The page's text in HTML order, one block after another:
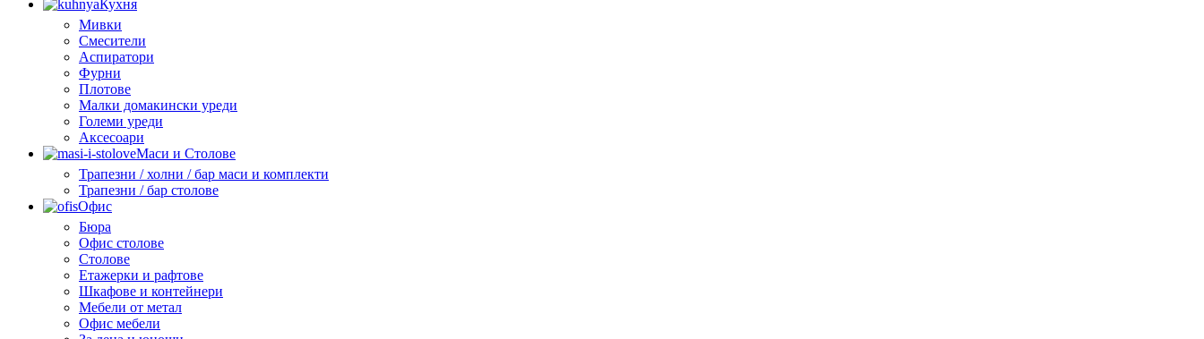
Кухня
Мивки
Смесители
Аспиратори
Фурни
Плотове
Малки домакински уреди
Големи уреди
Аксесоари
Маси и Столове
Трапезни / холни / бар маси и комплекти
Трапезни / бар столове
Офис
Бюра
Офис столове
Столове
Етажерки и рафтове
Шкафове и контейнери
Мебели от метал
Офис мебели